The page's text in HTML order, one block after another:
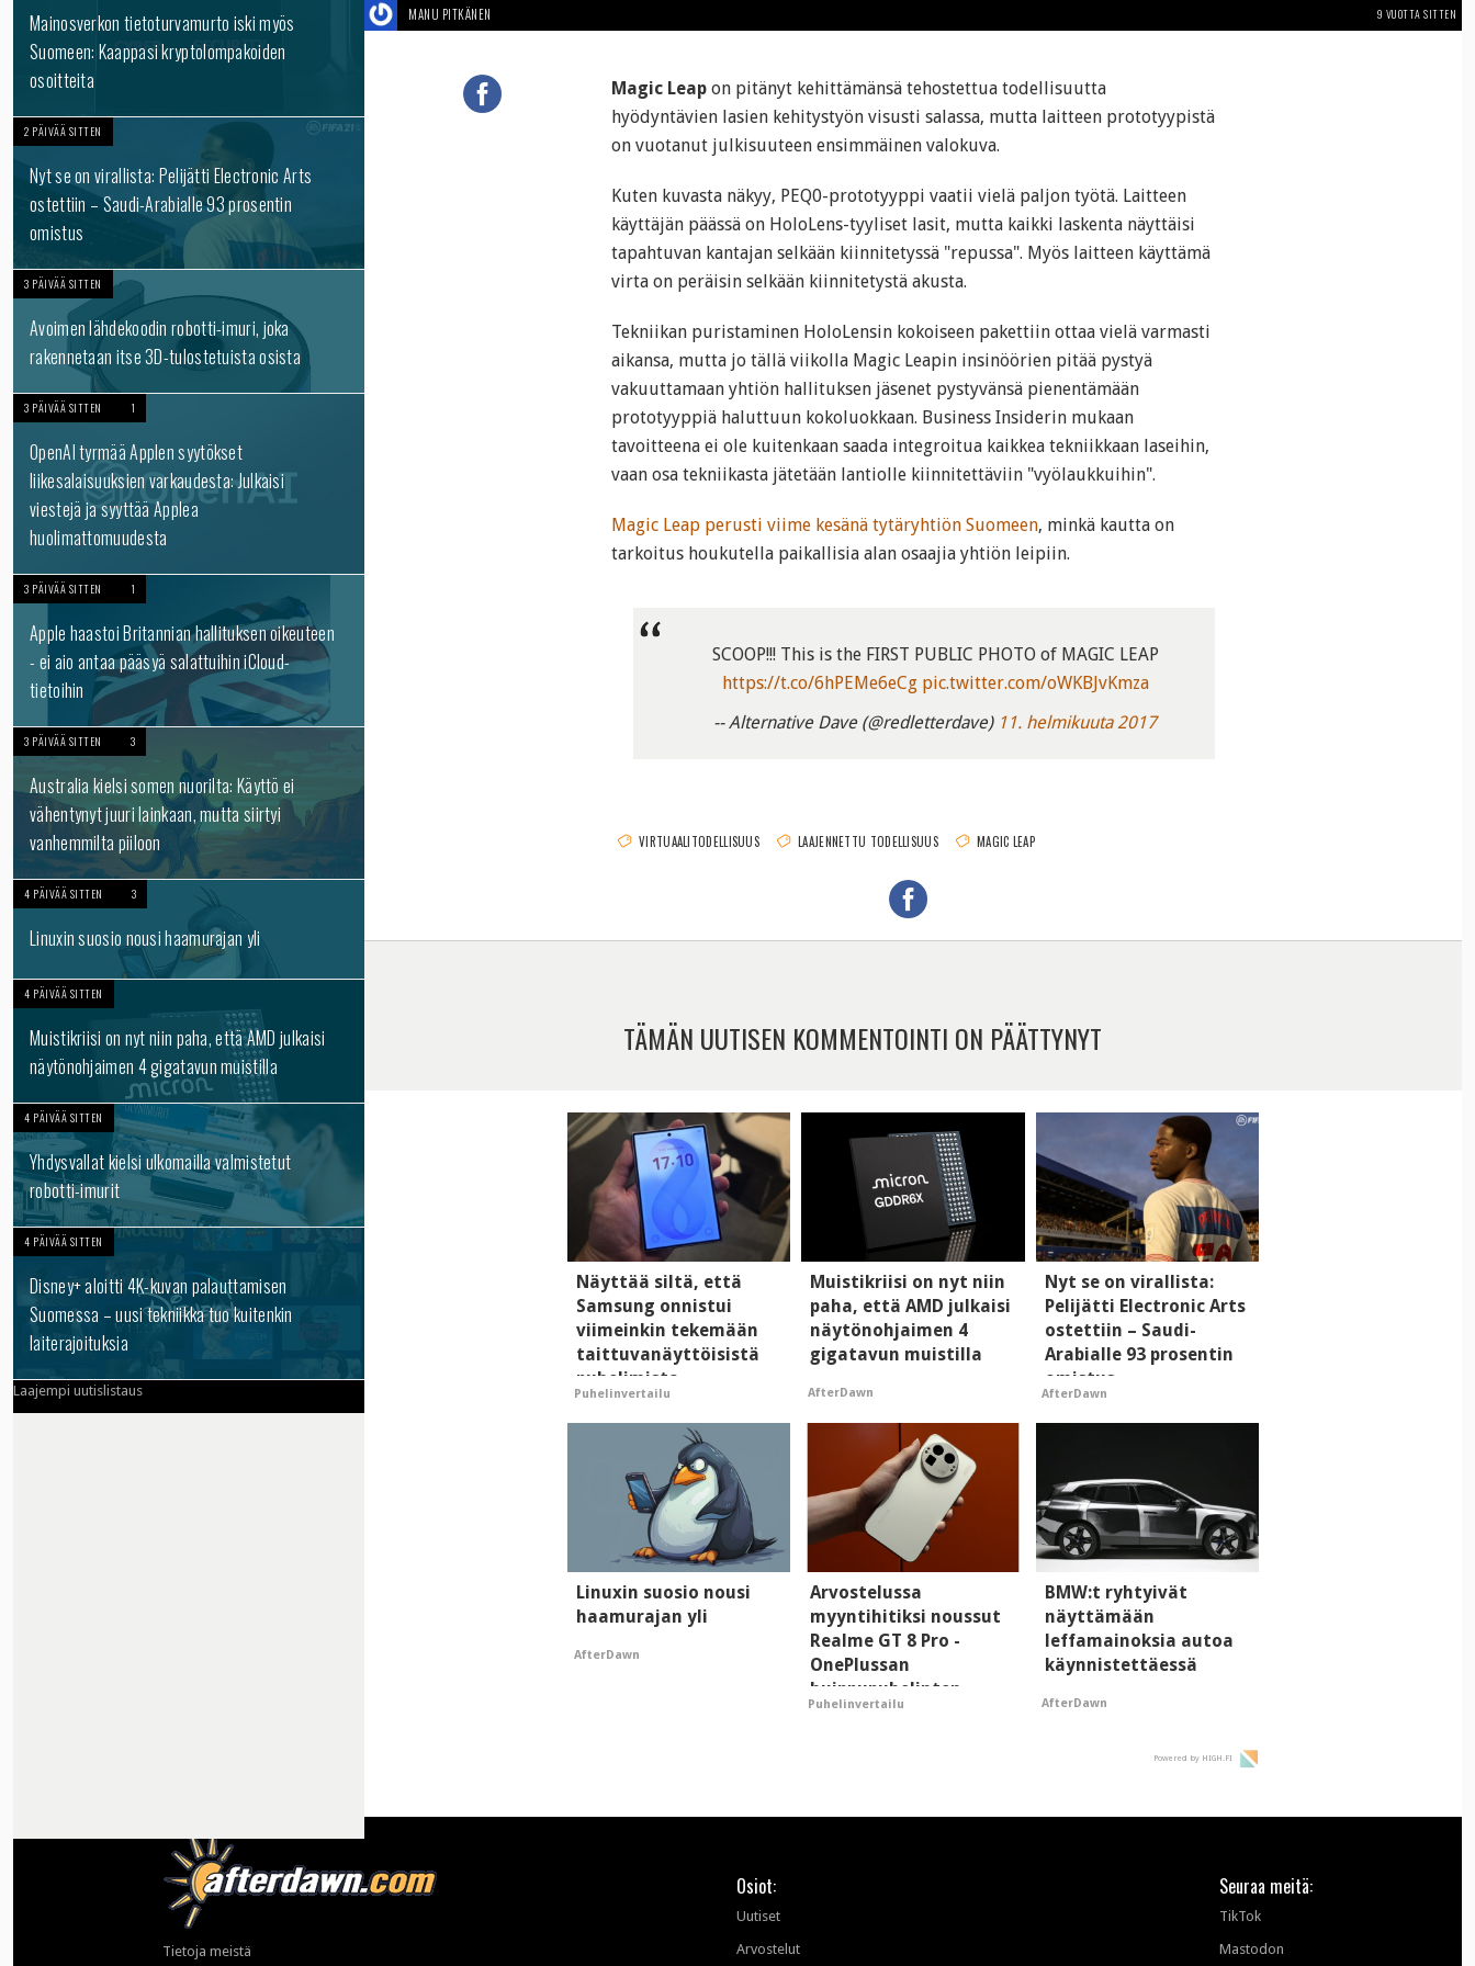
Mainosverkon tietoturvamurto iski myös
Suomeen: Kaappasi kryptolompakoiden
osoitteita
2 PÄIVÄÄ SITTEN
Nyt se on virallista: Pelijätti Electronic Arts
ostettiin – Saudi-Arabialle 93 prosentin
omistus
3 PÄIVÄÄ SITTEN
Avoimen lähdekoodin robotti-imuri, joka
rakennetaan itse 3D-tulostetuista osista
3 PÄIVÄÄ SITTEN 1
OpenAI tyrmää Applen syytökset
liikesalaisuuksien varkaudesta: Julkaisi
viestejä ja syyttää Applea
huolimattomuudesta
3 PÄIVÄÄ SITTEN 1
Apple haastoi Britannian hallituksen oikeuteen
- ei aio antaa pääsyä salattuihin iCloud-
tietoihin
3 PÄIVÄÄ SITTEN 3
Australia kielsi somen nuorilta: Käyttö ei
vähentynyt juuri lainkaan, mutta siirtyi
vanhemmilta piiloon
4 PÄIVÄÄ SITTEN 3
Linuxin suosio nousi haamurajan yli
4 PÄIVÄÄ SITTEN
Muistikriisi on nyt niin paha, että AMD julkaisi
näytönohjaimen 4 gigatavun muistilla
4 PÄIVÄÄ SITTEN
Yhdysvallat kielsi ulkomailla valmistetut
robotti-imurit
4 PÄIVÄÄ SITTEN
Disney+ aloitti 4K-kuvan palauttamisen
Suomessa – uusi tekniikka tuo kuitenkin
laiterajoituksia
Laajempi uutislistaus
MANU PITKÄNEN 9 VUOTTA SITTEN
Magic Leap on pitänyt kehittämänsä tehostettua todellisuutta
hyödyntävien lasien kehitystyön visusti salassa, mutta laitteen prototyypistä
on vuotanut julkisuuteen ensimmäinen valokuva.
Kuten kuvasta näkyy, PEQ0-prototyyppi vaatii vielä paljon työtä. Laitteen
käyttäjän päässä on HoloLens-tyyliset lasit, mutta kaikki laskenta näyttäisi
tapahtuvan kantajan selkään kiinnitetyssä "repussa". Myös laitteen käyttämä
virta on peräisin selkään kiinnitetystä akusta.
Tekniikan puristaminen HoloLensin kokoiseen pakettiin ottaa vielä varmasti
aikansa, mutta jo tällä viikolla Magic Leapin insinöörien pitää pystyä
vakuuttamaan yhtiön hallituksen jäsenet pystyvänsä pienentämään
prototyyppiä haluttuun kokoluokkaan. Business Insiderin mukaan
tavoitteena ei ole kuitenkaan saada integroitua kaikkea tekniikkaan laseihin,
vaan osa tekniikasta jätetään lantiolle kiinnitettäviin "vyölaukkuihin".
Magic Leap perusti viime kesänä tytäryhtiön Suomeen, minkä kautta on
tarkoitus houkutella paikallisia alan osaajia yhtiön leipiin.
SCOOP!!! This is the FIRST PUBLIC PHOTO of MAGIC LEAP
https://t.co/6hPEMe6eCg pic.twitter.com/oWKBJvKmza
-- Alternative Dave (@redletterdave) 11. helmikuuta 2017
VIRTUAALITODELLISUUS LAAJENNETTU TODELLISUUS MAGIC LEAP
TÄMÄN UUTISEN KOMMENTOINTI ON PÄÄTTYNYT
Näyttää siltä, että
Samsung onnistui
viimeinkin tekemään
taittuvanäyttöisistä
puhelimista
supersuosittuja
Puhelinvertailu
Muistikriisi on nyt niin
paha, että AMD julkaisi
näytönohjaimen 4
gigatavun muistilla
AfterDawn
Nyt se on virallista:
Pelijätti Electronic Arts
ostettiin – Saudi-
Arabialle 93 prosentin
omistus
AfterDawn
Linuxin suosio nousi
haamurajan yli
AfterDawn
Arvostelussa
myyntihitiksi noussut
Realme GT 8 Pro -
OnePlussan
huippupuhelinten
"perillinen"
Puhelinvertailu
BMW:t ryhtyivät
näyttämään
leffamainoksia autoa
käynnistettäessä
AfterDawn
Powered by HIGH.FI
Tietoja meistä
Osiot:
Uutiset
Arvostelut
Seuraa meitä:
TikTok
Mastodon